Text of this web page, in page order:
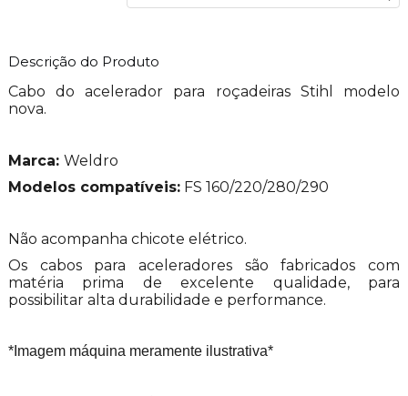
Descrição do Produto
Cabo do acelerador para roçadeiras Stihl modelo
nova.
Marca: Weldro
Modelos compatíveis:FS 160/220/280/290
Não acompanha chicote elétrico.
Os cabos para aceleradores são fabricados com
matéria prima de excelente qualidade, para
possibilitar alta durabilidade e performance.
*Imagem máquina meramente ilustrativa*